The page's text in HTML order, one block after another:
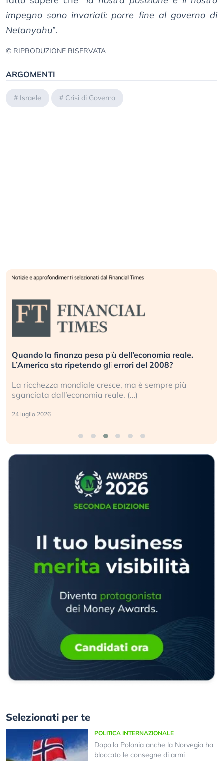
impegno sono invariati: porre fine al governo di
Netanyahu”.
© RIPRODUZIONE RISERVATA
ARGOMENTI
# Israele # Crisi di Governo
Quando la finanza pesa più dell’economia reale.
L’America sta ripetendo gli errori del 2008?
La ricchezza mondiale cresce, ma è sempre più
sganciata dall’economia reale. (…)
24 luglio 2026
Selezionati per te
POLITICA INTERNAZIONALE
Dopo la Polonia anche la Norvegia ha
bloccato le consegne di armi